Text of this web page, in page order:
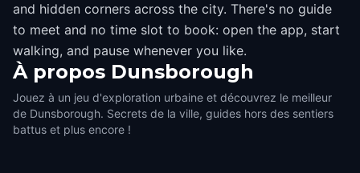
and hidden corners across the city. There's no guide
to meet and no time slot to book: open the app, start
walking, and pause whenever you like.
À propos Dunsborough
Jouez à un jeu d'exploration urbaine et découvrez le meilleur
de Dunsborough. Secrets de la ville, guides hors des sentiers
battus et plus encore !